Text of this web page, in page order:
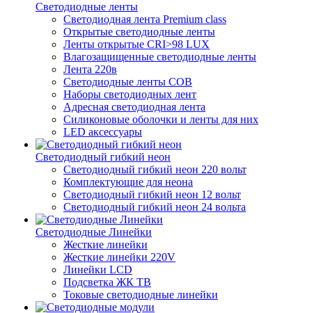
Светодиодные ленты
Светодиодная лента Premium class
Открытые светодиодные ленты
Ленты открытые CRI>98 LUX
Влагозащищенные светодиодные ленты
Лента 220в
Светодиодные ленты COB
Наборы светодиодных лент
Адресная светодиодная лента
Силиконовые оболочки и ленты для них
LED аксессуары
Светодиодный гибкий неон
Светодиодный гибкий неон 220 вольт
Комплектующие для неона
Светодиодный гибкий неон 12 вольт
Светодиодный гибкий неон 24 вольта
Светодиодные Линейки
Жесткие линейки
Жесткие линейки 220V
Линейки LCD
Подсветка ЖК ТВ
Токовые светодиодные линейки